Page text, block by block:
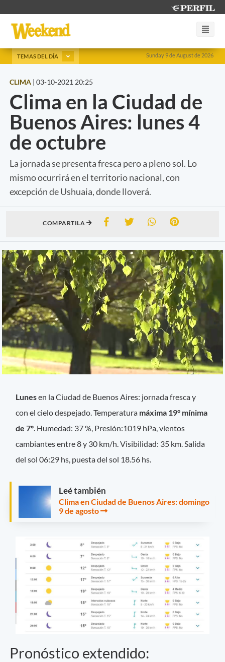
Sunday 9 de August de 2026
TEMAS DEL DÍA
CLIMA | 03-10-2021 20:25
Clima en la Ciudad de
Buenos Aires: lunes 4
de octubre
La jornada se presenta fresca pero a pleno sol. Lo
mismo ocurrirá en el territorio nacional, con
excepción de Ushuaia, donde lloverá.
COMPARTILA
Lunesen la Ciudad de Buenos Aires: jornada fresca y
con el cielo despejado. Temperatura máxima 19° mínima
de 7º . Humedad: 37 %, Presión:1019 hPa, vientos
cambiantes entre 8 y 30 km/h. Visibilidad: 35 km. Salida
del sol 06:29 hs, puesta del sol 18.56 hs.
Leé también
Clima en Ciudad de Buenos Aires: domingo
9 de agosto
Pronóstico extendido: